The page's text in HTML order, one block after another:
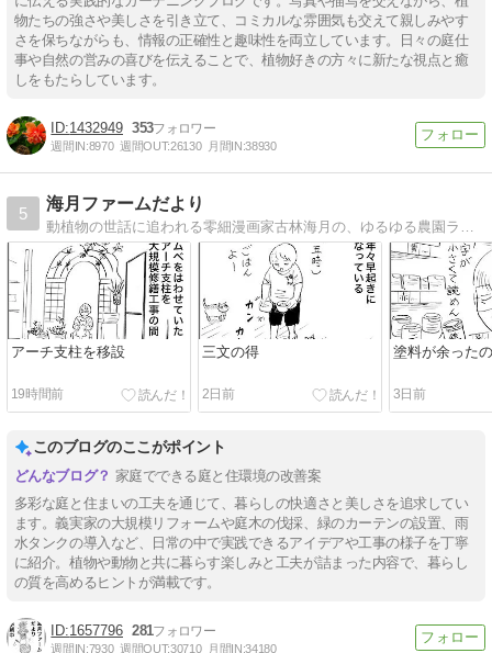
物たちの強さや美しさを引き立て、コミカルな雰囲気も交えて親しみやす
さを保ちながらも、情報の正確性と趣味性を両立しています。日々の庭仕
事や自然の営みの喜びを伝えることで、植物好きの方々に新たな視点と癒
しをもたらしています。
1432949 353
週間IN:8970 週間OUT:26130 月間IN:38930
5
海月ファームだより
アーチ支柱を移設
19時間前
三文の得
2日前
塗料が余った
3日前
このブログのここがポイント
家庭でできる庭と住環境の改善案
多彩な庭と住まいの工夫を通じて、暮らしの快適さと美しさを追求してい
ます。義実家の大規模リフォームや庭木の伐採、緑のカーテンの設置、雨
水タンクの導入など、日常の中で実践できるアイデアや工事の様子を丁寧
に紹介。植物や動物と共に暮らす楽しみと工夫が詰まった内容で、暮らし
の質を高めるヒントが満載です。
1657796 281
週間IN:7930 週間OUT:30710 月間IN:34180